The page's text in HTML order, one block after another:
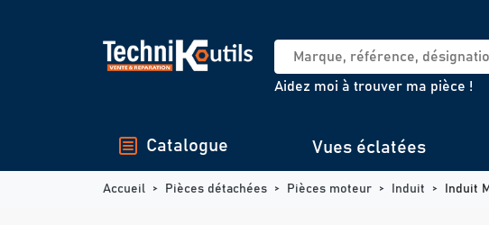
Aidez moi à trouver ma pièce !
Catalogue Vues éclatées
Accueil Pièces détachées Pièces moteur Induit Induit